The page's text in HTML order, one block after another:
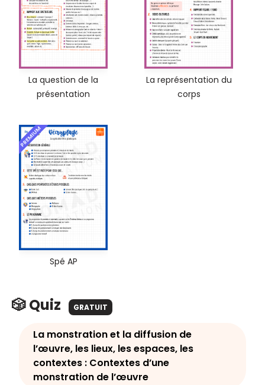
La question de la
présentation
La représentation du
corps
PREMIUM
Spé AP
🎲 Quiz GRATUIT
La monstration et la diffusion de
l’œuvre, les lieux, les espaces, les
contextes : Contextes d’une
monstration de l’œuvre